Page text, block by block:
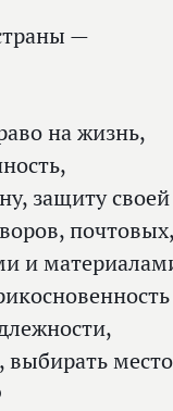
—
на жизнь,
защиту своей
почтовых,
и
выбирать место